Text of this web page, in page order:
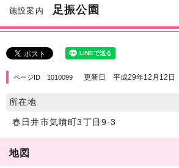
施設案内 足振公園
ページID 1010099 更新日 平成29年12月12日
所在地
春日井市気噴町3丁目9-3
地図